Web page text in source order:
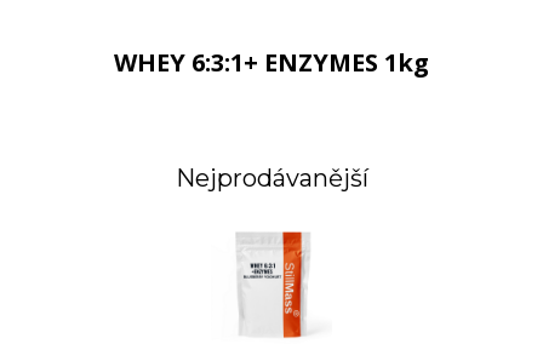
WHEY 6:3:1+ ENZYMES 1kg
Nejprodávanější